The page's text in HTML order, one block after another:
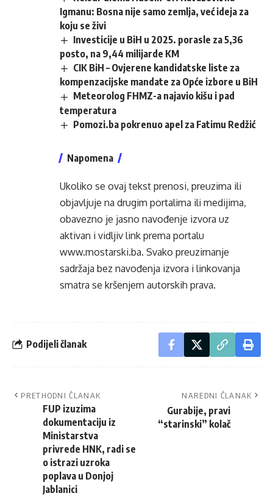
Igmanu: Bosna nije samo zemlja, već ideja za
koju se živi
Investicije u BiH u 2025. porasle za 5,36
posto, na 9,44 milijarde KM
CIK BiH – Ovjerene kandidatske liste za
kompenzacijske mandate za Opće izbore u BiH
Meteorolog FHMZ-a najavio kišu i pad
temperatura
Pomozi.ba pokrenuo apel za Fatimu Redžić
Napomena
Ukoliko se ovaj tekst prenosi, preuzima ili
objavljuje na drugim portalima ili medijima,
obavezno je jasno navođenje izvora uz
aktivan i vidljiv link prema portalu
www.mostarski.ba. Svako preuzimanje
sadržaja bez navođenja izvora i linkovanja
smatra se kršenjem autorskih prava.
Podijeli članak
PRETHODNI ČLANAK
FUP izuzima
dokumentaciju iz
Ministarstva
privrede HNK, radi se
o istrazi uzroka
poplava u Donjoj
Jablanici
NAREDNI ČLANAK
Gurabije, pravi
“starinski” kolač